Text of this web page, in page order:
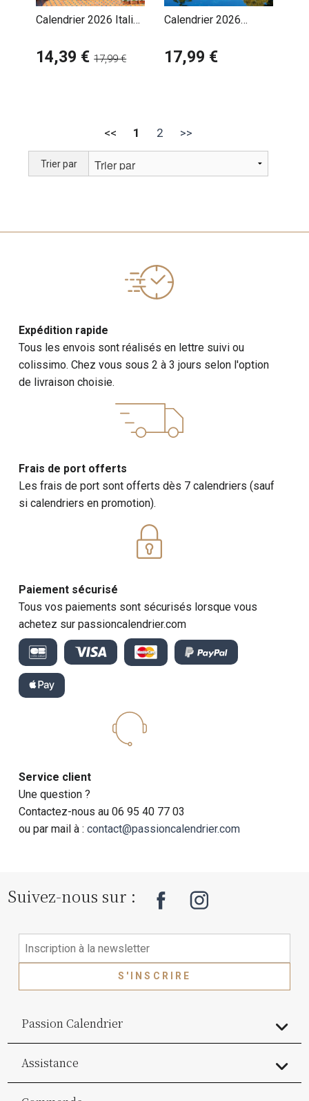
Calendrier 2026 Italie
14,39 € 17,99 €
Calendrier 2026
17,99 €
<< 1 2 >>
Trier par
Expédition rapide
Tous les envois sont réalisés en lettre suivi ou
colissimo. Chez vous sous 2 à 3 jours selon l'option
de livraison choisie.
Frais de port offerts
Les frais de port sont offerts dès 7 calendriers (sauf
si calendriers en promotion).
Paiement sécurisé
Tous vos paiements sont sécurisés lorsque vous
achetez sur passioncalendrier.com
Service client
Une question ?
Contactez-nous au 06 95 40 77 03
ou par mail à :contact@passioncalendrier.com
Suivez-nous sur :
S'INSCRIRE
Passion Calendrier
Assistance